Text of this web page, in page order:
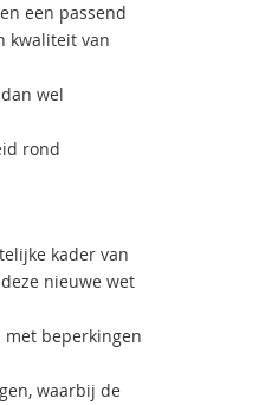
een passend
kwaliteit van
wel
rond
kader van
nieuwe wet
beperkingen
waarbij de